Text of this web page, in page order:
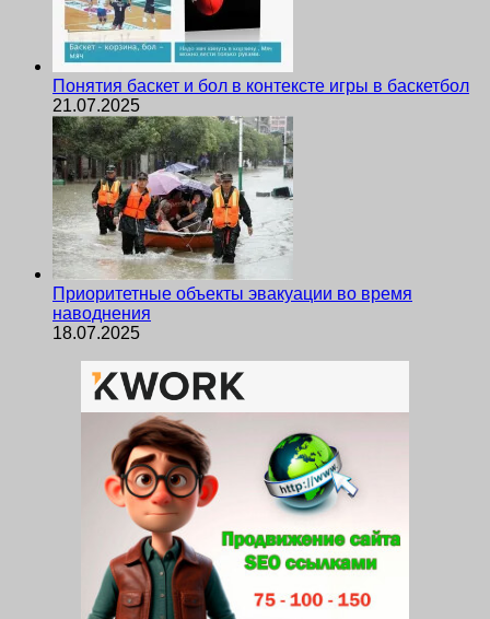
Понятия баскет и бол в контексте игры в баскетбол
21.07.2025
Приоритетные объекты эвакуации во время
наводнения
18.07.2025